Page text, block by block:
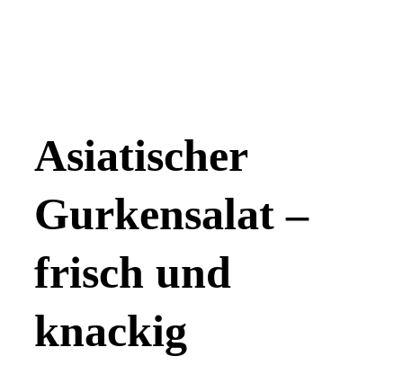
Asiatischer
Gurkensalat –
frisch und
knackig